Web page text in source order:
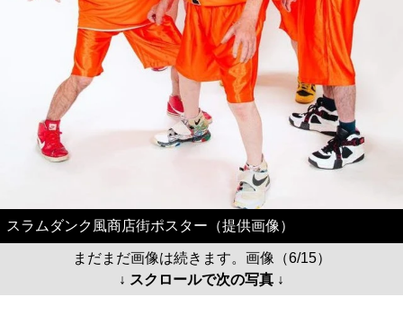
スラムダンク風商店街ポスター（提供画像）
まだまだ画像は続きます。画像（6/15）
↓ スクロールで次の写真 ↓